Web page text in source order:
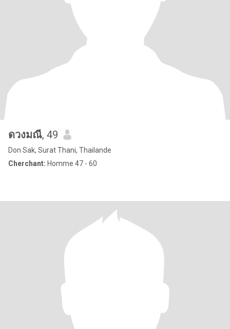
ดวงมณี, 49
Don Sak, Surat Thani, Thailande
Cherchant: Homme 47 - 60